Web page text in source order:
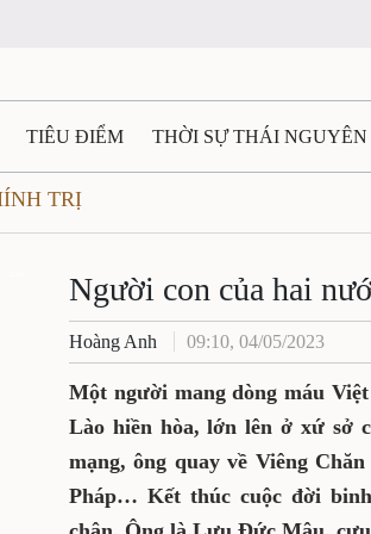
TIÊU ĐIỂM THỜI SỰ THÁI NGUYÊN
PHÒNG - AN NINH
QUÊ HƯƠNG - ĐẤT NƯỚC QUỐC TẾ
VĂN BẢN, CHÍNH SÁCH MỚI VĂN
TRỊ
Người con của hai
Hoàng Anh 09:10, 04/05/2023
Một người mang dòng
thơ ở nước bạn Lào hiền
sau này được giác ngộ
bộ đội ta cùng chiến